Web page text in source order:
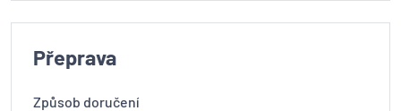
Přeprava
Způsob doručení